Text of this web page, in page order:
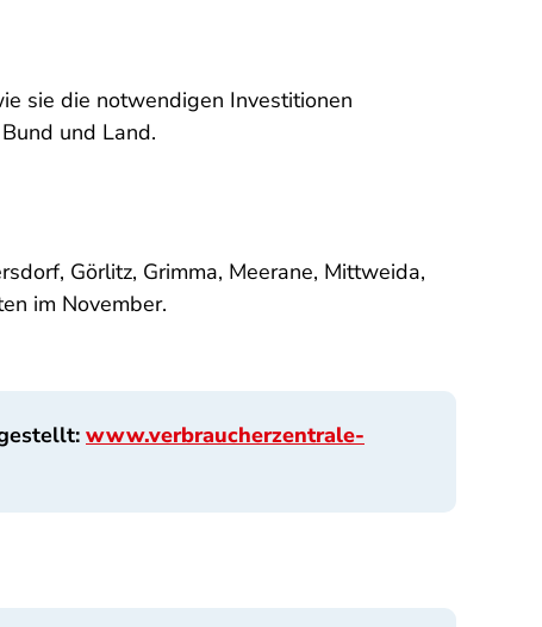
sie die notwendigen Investitionen
und Land.
Görlitz, Grimma, Meerane, Mittweida,
im November.
www.verbraucherzentrale-